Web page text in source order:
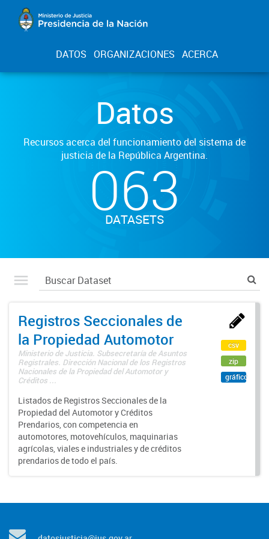
DATOS ORGANIZACIONES ACERCA
Datos
Recursos acerca del funcionamiento del sistema de
justicia de la República Argentina.
063
DATASETS
Registros Seccionales de
la Propiedad Automotor
Ministerio de Justicia. Subsecretaría de Asuntos
Registrales. Dirección Nacional de los Registros
Nacionales de la Propiedad del Automotor y
Créditos ...
Listados de Registros Seccionales de la
Propiedad del Automotor y Créditos
Prendarios, con competencia en
automotores, motovehículos, maquinarias
agrícolas, viales e industriales y de créditos
prendarios de todo el país.
csv
zip
gráfico